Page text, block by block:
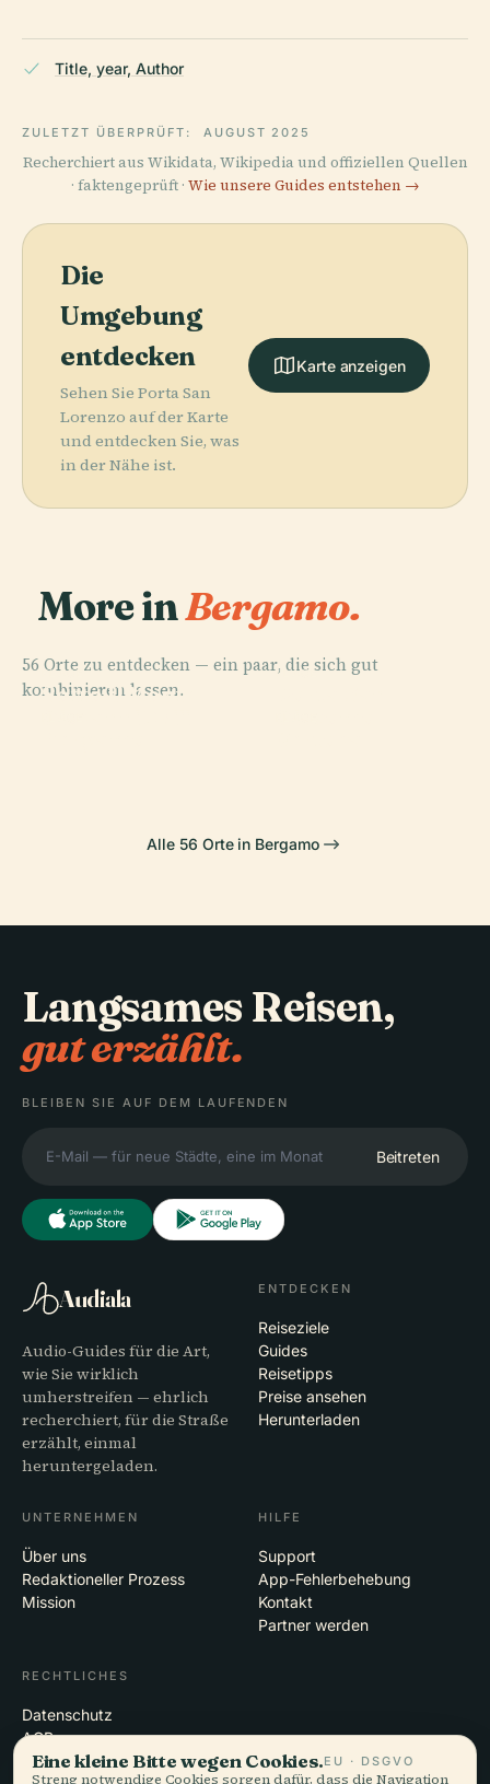
Title, year, Author
ZULETZT ÜBERPRÜFT: AUGUST 2025
Recherchiert aus Wikidata, Wikipedia und offiziellen Quellen
· faktengeprüft · Wie unsere Guides entstehen →
Die
Umgebung
entdecken
Sehen Sie Porta San
Lorenzo auf der Karte
und entdecken Sie, was
in der Nähe ist.
Karte anzeigen
More inBergamo.
56 Orte zu entdecken — ein paar, die sich gut
kombinieren lassen.
PLACE
Sotto Il Monte
PLACE
Alle 56 Orte in Bergamo
Langsames Reisen,
gut erzählt.
BLEIBEN SIE AUF DEM LAUFENDEN
Beitreten
Audiala
Audio-Guides für die Art,
wie Sie wirklich
umherstreifen — ehrlich
recherchiert, für die Straße
erzählt, einmal
heruntergeladen.
ENTDECKEN
Reiseziele
Guides
Reisetipps
Preise ansehen
Herunterladen
UNTERNEHMEN
Über uns
Redaktioneller Prozess
Mission
HILFE
Support
App-Fehlerbehebung
Kontakt
Partner werden
RECHTLICHES
Datenschutz
AGB
Cookie-Einstellungen
Eine kleine Bitte wegen Cookies.EU · DSGVO
Streng notwendige Cookies sorgen dafür, dass die Navigation